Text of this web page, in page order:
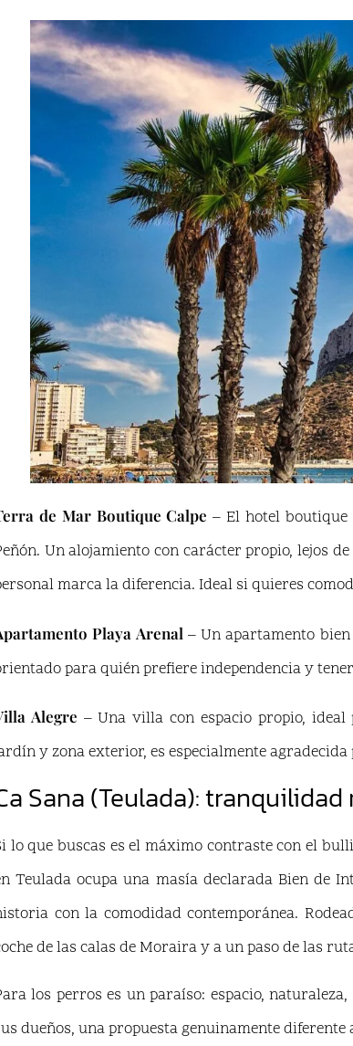
de Mar Boutique Calpe – El hotel
Un alojamiento con carácter propio, lejos
marca la diferencia. Ideal si quieres
Playa Arenal– Un apartamento bien
para quién prefiere independencia y
Alegre – Una villa con espacio propio,
y zona exterior, es especialmente
Sana (Teulada):
lo que buscas es el máximo contraste con el
Teulada ocupa una masía declarada Bien de
con la comodidad contemporánea.
de las calas de Moraira y a un paso de las
los perros es un paraíso: espacio,
dueños, una propuesta genuinamente